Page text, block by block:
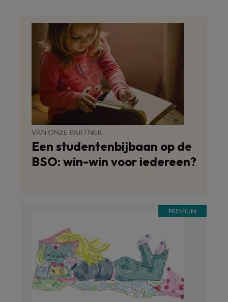
VAN ONZE PARTNER
Een studentenbijbaan op de
BSO: win-win voor iedereen?